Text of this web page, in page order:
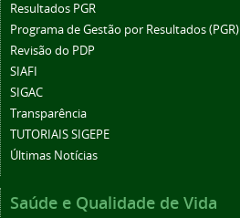
Resultados PGR
Programa de Gestão por Resultados (PGR)
Revisão do PDP
SIAFI
SIGAC
Transparência
TUTORIAIS SIGEPE
Últimas Notícias
Saúde e Qualidade de Vida